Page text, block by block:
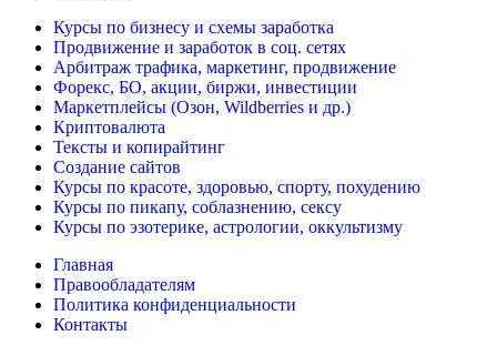
Курсы по бизнесу и схемы заработка
Продвижение и заработок в соц. сетях
Арбитраж трафика, маркетинг, продвижение
Форекс, БО, акции, биржи, инвестиции
Маркетплейсы (Озон, Wildberries и др.)
Криптовалюта
Тексты и копирайтинг
Создание сайтов
Курсы по красоте, здоровью, спорту, похудению
Курсы по пикапу, соблазнению, сексу
Курсы по эзотерике, астрологии, оккультизму
Главная
Правообладателям
Политика конфиденциальности
Контакты